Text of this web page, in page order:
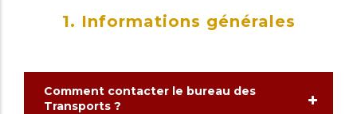
1. Informations générales
Comment contacter le bureau des
Transports ?